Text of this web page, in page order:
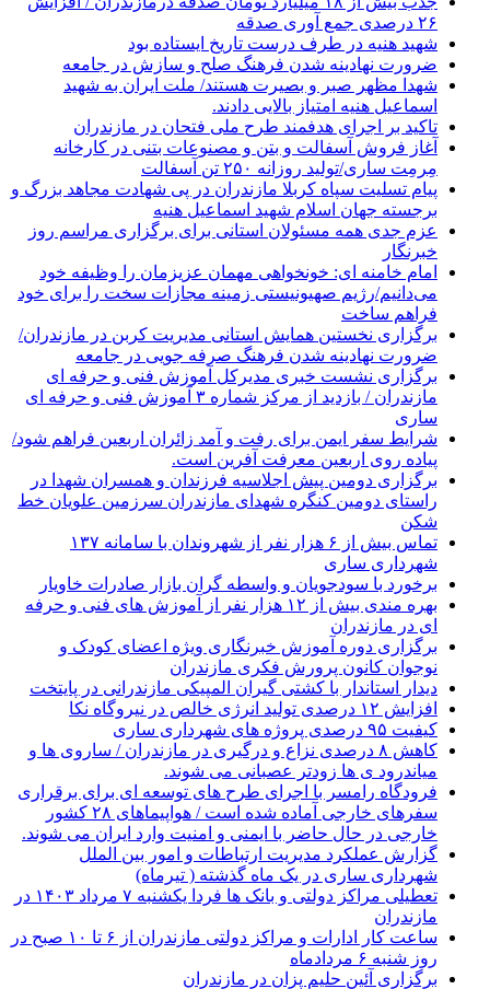
۲۶ درصدی جمع آوری صدقه
شهید هنیه در طرف درست تاریخ ایستاده بود
ضرورت نهادینه شدن فرهنگ صلح و سازش در جامعه
شهدا مظهر صبر و بصیرت هستند/ ملت ایران به شهید
اسماعیل هنیه امتیاز بالایی دادند.
تاکید بر اجرای هدفمند طرح ملی فتحان در مازندران
آغاز فروش آسفالت و بتن و مصنوعات بتنی در کارخانه
مِرمِت ساری/تولید روزانه ۲۵۰ تن آسفالت
پیام تسلیت سپاه کربلا مازندران در پی شهادت مجاهد بزرگ و
برجسته جهان اسلام شهید اسماعیل هنیه
عزم جدی همه مسئولان استانی برای برگزاری مراسم روز
خبرنگار
امام خامنه ای: خونخواهی مهمان عزیزمان را وظیفه خود
می‌دانیم/رژیم صهیونیستی زمینه مجازات سخت را برای خود
فراهم ساخت
برگزاری نخستین همایش استانی مدیریت کربن در مازندران/
ضرورت نهادینه شدن فرهنگ صرفه جویی در جامعه
برگزاری نشست خبری مدیرکل آموزش فنی و حرفه ای
مازندران / بازدید از مرکز شماره ۳ آموزش فنی و حرفه ای
ساری
شرایط سفر ایمن برای رفت و آمد زائران اربعین فراهم شود/
پیاده روی اربعین معرفت آفرین است.
برگزاری دومین پیش اجلاسیه فرزندان و همسران شهدا در
راستای دومین کنگره شهدای مازندران سرزمین علویان خط
شکن
تماس بیش از ۶ هزار نفر از شهروندان با سامانه ۱۳۷
شهرداری ساری
برخورد با سودجویان و واسطه گران بازار صادرات خاویار
بهره مندی بیش از ۱۲ هزار نفر از آموزش های فنی و حرفه
ای در مازندران
برگزاری دوره آموزش خبرنگاری ویژه اعضای کودک و
نوجوان کانون پرورش فکری مازندران
دیدار استاندار با کشتی گیران المپیکی مازندرانی در پایتخت
افزایش ۱۲ درصدی تولید انرژی خالص در نیروگاه نکا
کیفیت ۹۵ درصدی پروژه های شهرداری ساری
کاهش ۸ درصدی نزاع و درگیری در مازندران / ساروی ها و
میاندرود ی ها زودتر عصبانی می شوند.
فرودگاه رامسر با اجرای طرح های توسعه ای برای برقراری
سفرهای خارجی آماده شده است / هواپیماهای ۲۸ کشور
خارجی در حال حاضر با ایمنی و امنیت وارد ایران می شوند.
گزارش عملکرد مدیریت ارتباطات و امور بین الملل
شهرداری ساری در یک ماه گذشته ( تیرماه)
تعطیلی مراکز دولتی و بانک ها فردا یکشنبه ۷ مرداد ۱۴۰۳ در
مازندران
ساعت کار ادارات و مراکز دولتی مازندران از ۶ تا ۱۰ صبح در
روز شنبه ۶ مردادماه
برگزاری آئین حلیم پزان در مازندران